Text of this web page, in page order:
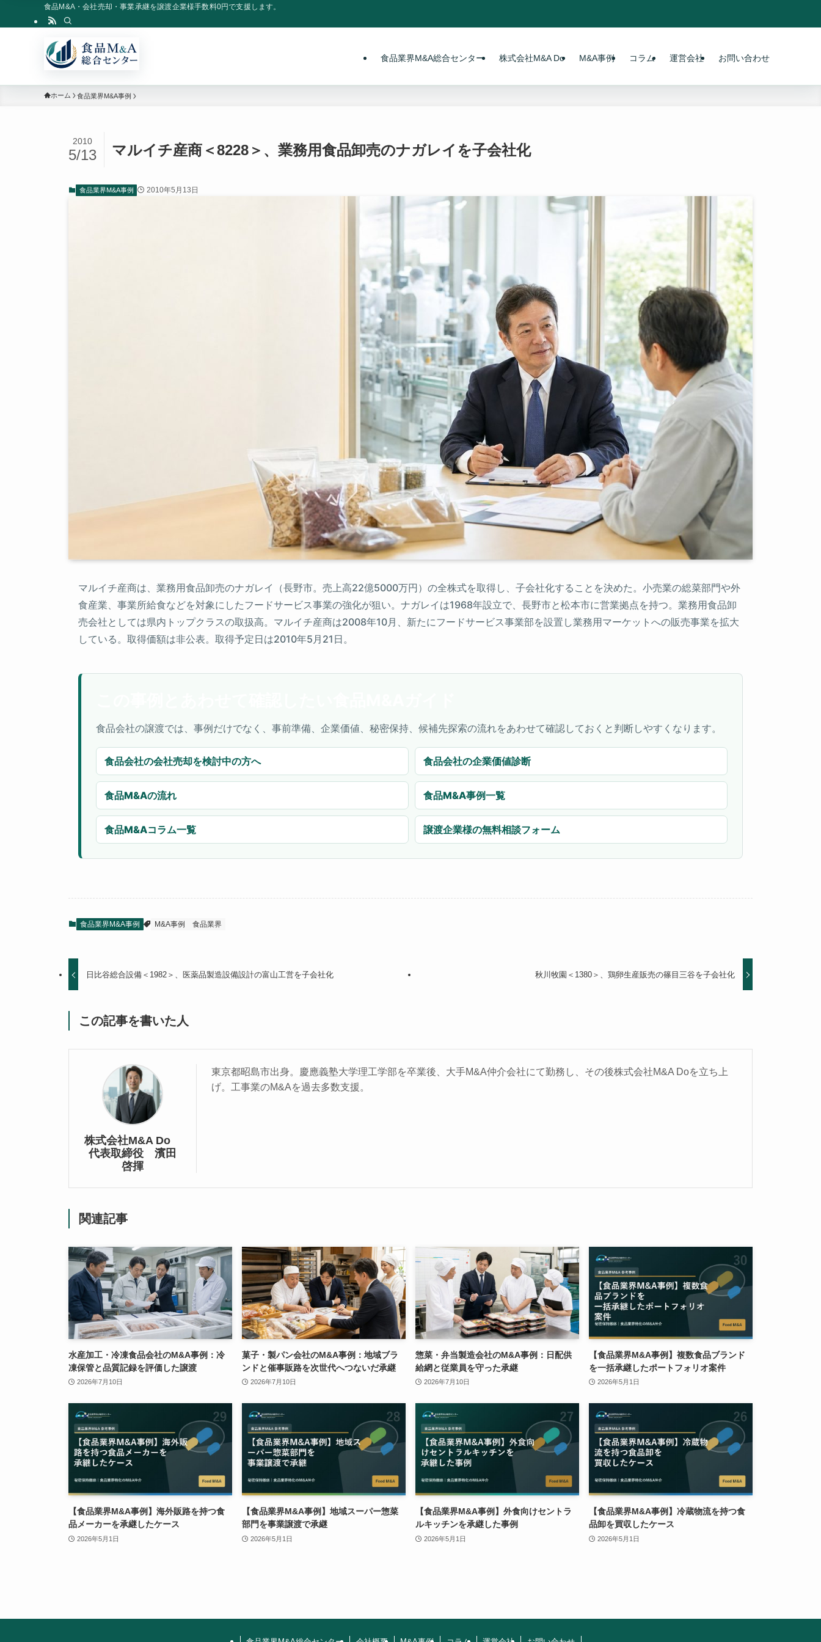
食品M&A・会社売却・事業承継を譲渡企業様手数料0円で支援します。
食品業界M&A総合センター 株式会社M&A Do M&A事例 コラム 運営会社 お問い合わせ
ホーム 食品業界M&A事例
マルイチ産商＜8228＞、業務用食品卸売のナガレイを子会社化
2010
5/13
食品業界M&A事例 2010年5月13日
マルイチ産商は、業務用食品卸売のナガレイ（長野市。売上高22億5000万円）の全株式を取得し、子会社化することを決めた。小売業の総菜部門や外
食産業、事業所給食などを対象にしたフードサービス事業の強化が狙い。ナガレイは1968年設立で、長野市と松本市に営業拠点を持つ。業務用食品卸
売会社としては県内トップクラスの取扱高。マルイチ産商は2008年10月、新たにフードサービス事業部を設置し業務用マーケットへの販売事業を拡大
している。取得価額は非公表。取得予定日は2010年5月21日。
食品会社の譲渡では、事例だけでなく、事前準備、企業価値、秘密保持、候補先探索の流れをあわせて確認しておくと判断しやすくなります。
食品会社の会社売却を検討中の方へ 食品会社の企業価値診断
食品M&Aの流れ 食品M&A事例一覧
食品M&Aコラム一覧 譲渡企業様の無料相談フォーム
食品業界M&A事例 M&A事例 食品業界
日比谷総合設備＜1982＞、医薬品製造設備設計の富山工営を子会社化 秋川牧園＜1380＞、鶏卵生産販売の篠目三谷を子会社化
この記事を書いた人
株式会社M&A Do
代表取締役 濱田
啓揮
東京都昭島市出身。慶應義塾大学理工学部を卒業後、大手M&A仲介会社にて勤務し、その後株式会社M&A Doを立ち上
げ。工事業のM&Aを過去多数支援。
関連記事
水産加工・冷凍食品会社のM&A事例：冷
凍保管と品質記録を評価した譲渡
2026年7月10日
菓子・製パン会社のM&A事例：地域ブラ
ンドと催事販路を次世代へつないだ承継
2026年7月10日
惣菜・弁当製造会社のM&A事例：日配供
給網と従業員を守った承継
2026年7月10日
【食品業界M&A事例】複数食品ブランド
を一括承継したポートフォリオ案件
2026年5月1日
【食品業界M&A事例】海外販路を持つ食
品メーカーを承継したケース
2026年5月1日
【食品業界M&A事例】地域スーパー惣菜
部門を事業譲渡で承継
2026年5月1日
【食品業界M&A事例】外食向けセントラ
ルキッチンを承継した事例
2026年5月1日
【食品業界M&A事例】冷蔵物流を持つ食
品卸を買収したケース
2026年5月1日